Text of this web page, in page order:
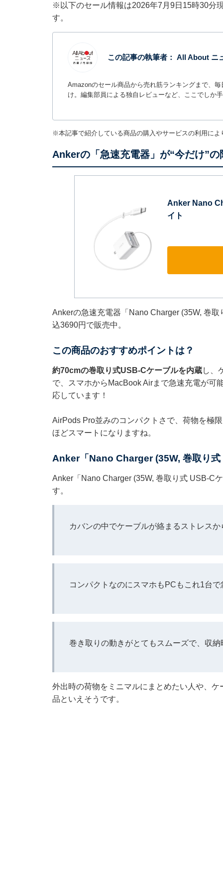
※以下のセール情報は2026年7月9日15時30分
す。
この記事の執筆者： All About ニ
Amazonのセール商品から売れ筋ランキングまで、
け。編集部員による独自レビューなど、ここでしか
※本記事で紹介している商品の購入やサービスの利用に
Ankerの「急速充電器」が“今だけ”
Anker Nano
イト
Ankerの急速充電器「Nano Charger (35W, 巻
込3690円で販売中。
この商品のおすすめポイントは？
約70cmの巻取り式USB-Cケーブルを内蔵し、
で、スマホからMacBook Airまで急速充電が可
応しています！
AirPods Pro並みのコンパクトさで、荷物を極
ほどスマートになりますね。
Anker「Nano Charger (35W, 巻取り
Anker「Nano Charger (35W, 巻取り式 USB-C
す。
カバンの中でケーブルが絡まるストレス
コンパクトなのにスマホもPCもこれ1台
巻き取りの動きがとてもスムーズで、収
外出時の荷物をミニマルにまとめたい人や、
品といえそうです。